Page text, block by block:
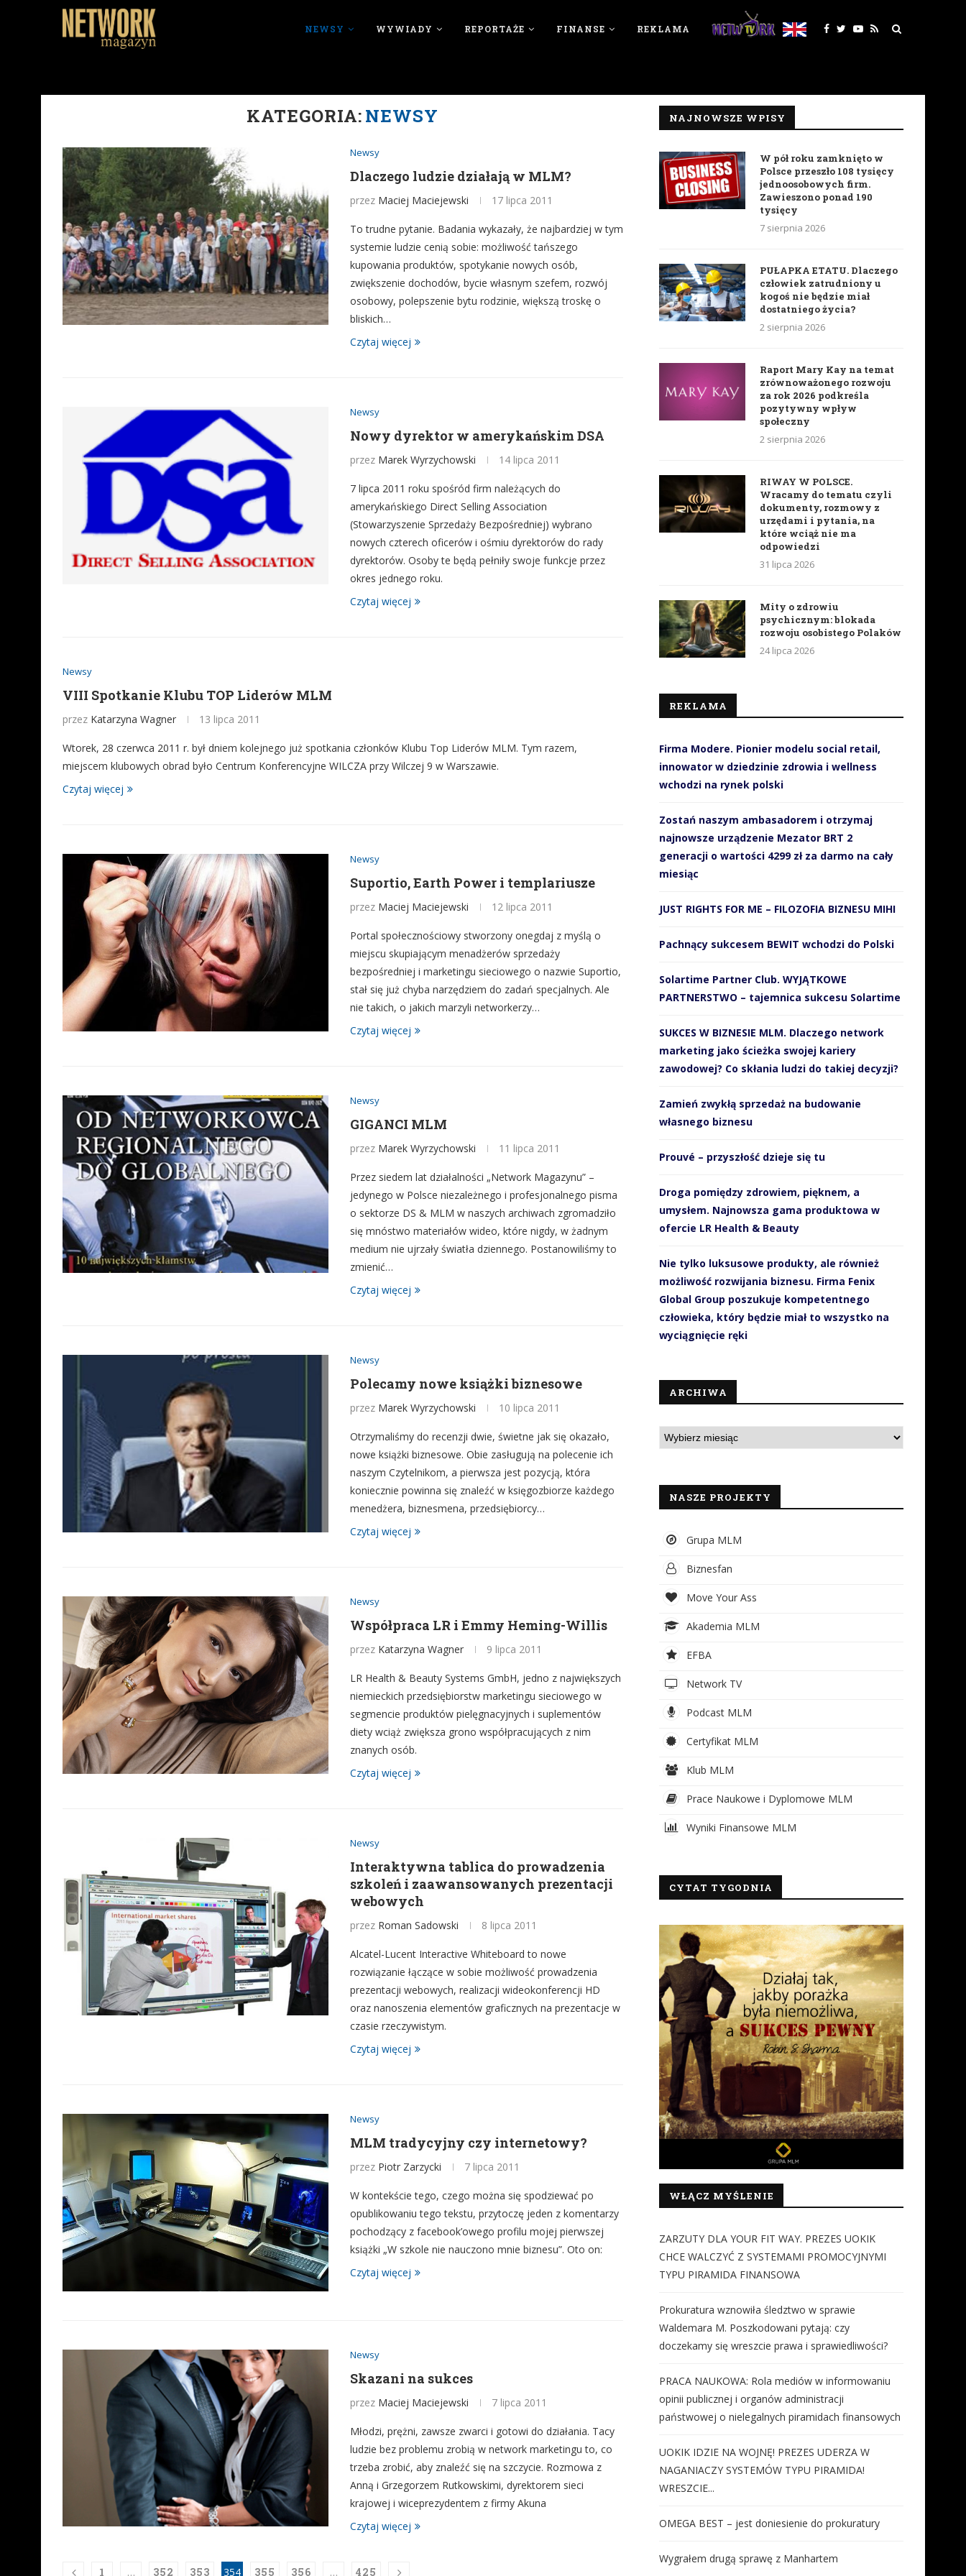
NEWSY WYWIADY REPORTAŻE FINANSE REKLAMA
KATEGORIA:NEWSY
Newsy
Dlaczego ludzie działają w MLM?
przez Maciej Maciejewski 17 lipca 2011
To trudne pytanie. Badania wykazały, że najbardziej w tym
systemie ludzie cenią sobie: możliwość tańszego
kupowania produktów, spotykanie nowych osób,
zwiększenie dochodów, bycie własnym szefem, rozwój
osobowy, polepszenie bytu rodzinie, większą troskę o
bliskich…
Czytaj więcej
Newsy
Nowy dyrektor w amerykańskim DSA
przez Marek Wyrzychowski 14 lipca 2011
7 lipca 2011 roku spośród firm należących do
amerykańskiego Direct Selling Association
(Stowarzyszenie Sprzedaży Bezpośredniej) wybrano
nowych czterech oficerów i ośmiu dyrektorów do rady
dyrektorów. Osoby te będą pełniły swoje funkcje przez
okres jednego roku.
Czytaj więcej
Newsy
VIII Spotkanie Klubu TOP Liderów MLM
przez Katarzyna Wagner 13 lipca 2011
Wtorek, 28 czerwca 2011 r. był dniem kolejnego już spotkania członków Klubu Top Liderów MLM. Tym razem,
miejscem klubowych obrad było Centrum Konferencyjne WILCZA przy Wilczej 9 w Warszawie.
Czytaj więcej
Newsy
Suportio, Earth Power i templariusze
przez Maciej Maciejewski 12 lipca 2011
Portal społecznościowy stworzony onegdaj z myślą o
miejscu skupiającym menadżerów sprzedaży
bezpośredniej i marketingu sieciowego o nazwie Suportio,
stał się już chyba narzędziem do zadań specjalnych. Ale
nie takich, o jakich marzyli networkerzy…
Czytaj więcej
Newsy
GIGANCI MLM
przez Marek Wyrzychowski 11 lipca 2011
Przez siedem lat działalności „Network Magazynu” –
jedynego w Polsce niezależnego i profesjonalnego pisma
o sektorze DS & MLM w naszych archiwach zgromadziło
się mnóstwo materiałów wideo, które nigdy, w żadnym
medium nie ujrzały światła dziennego. Postanowiliśmy to
zmienić…
Czytaj więcej
Newsy
Polecamy nowe książki biznesowe
przez Marek Wyrzychowski 10 lipca 2011
Otrzymaliśmy do recenzji dwie, świetne jak się okazało,
nowe książki biznesowe. Obie zasługują na polecenie ich
naszym Czytelnikom, a pierwsza jest pozycją, która
koniecznie powinna się znaleźć w księgozbiorze każdego
menedżera, biznesmena, przedsiębiorcy…
Czytaj więcej
Newsy
Współpraca LR i Emmy Heming-Willis
przez Katarzyna Wagner 9 lipca 2011
LR Health & Beauty Systems GmbH, jedno z największych
niemieckich przedsiębiorstw marketingu sieciowego w
segmencie produktów pielęgnacyjnych i suplementów
diety wciąż zwiększa grono współpracujących z nim
znanych osób.
Czytaj więcej
Newsy
Interaktywna tablica do prowadzenia
szkoleń i zaawansowanych prezentacji
webowych
przez Roman Sadowski 8 lipca 2011
Alcatel-Lucent Interactive Whiteboard to nowe
rozwiązanie łączące w sobie możliwość prowadzenia
prezentacji webowych, realizacji wideokonferencji HD
oraz nanoszenia elementów graficznych na prezentacje w
czasie rzeczywistym.
Czytaj więcej
Newsy
MLM tradycyjny czy internetowy?
przez Piotr Zarzycki 7 lipca 2011
W kontekście tego, czego można się spodziewać po
opublikowaniu tego tekstu, przytoczę jeden z komentarzy
pochodzący z facebook’owego profilu mojej pierwszej
książki „W szkole nie nauczono mnie biznesu”. Oto on:
Czytaj więcej
Newsy
Skazani na sukces
przez Maciej Maciejewski 7 lipca 2011
Młodzi, prężni, zawsze zwarci i gotowi do działania. Tacy
ludzie bez problemu zrobią w network marketingu to, co
trzeba zrobić, aby znaleźć się na szczycie. Rozmowa z
Anną i Grzegorzem Rutkowskimi, dyrektorem sieci
krajowej i wiceprezydentem z firmy Akuna
Czytaj więcej
1 … 352 353 354 355 356 … 425
NAJNOWSZE WPISY
W pół roku zamknięto w
Polsce przeszło 108 tysięcy
jednoosobowych firm.
Zawieszono ponad 190
tysięcy
7 sierpnia 2026
PUŁAPKA ETATU. Dlaczego
człowiek zatrudniony u
kogoś nie będzie miał
dostatniego życia?
2 sierpnia 2026
Raport Mary Kay na temat
zrównoważonego rozwoju
za rok 2026 podkreśla
pozytywny wpływ
społeczny
2 sierpnia 2026
RIWAY W POLSCE.
Wracamy do tematu czyli
dokumenty, rozmowy z
urzędami i pytania, na
które wciąż nie ma
odpowiedzi
31 lipca 2026
Mity o zdrowiu
psychicznym: blokada
rozwoju osobistego Polaków
24 lipca 2026
REKLAMA
Firma Modere. Pionier modelu social retail,
innowator w dziedzinie zdrowia i wellness
wchodzi na rynek polski
Zostań naszym ambasadorem i otrzymaj
najnowsze urządzenie Mezator BRT 2
generacji o wartości 4299 zł za darmo na cały
miesiąc
JUST RIGHTS FOR ME – FILOZOFIA BIZNESU MIHI
Pachnący sukcesem BEWIT wchodzi do Polski
Solartime Partner Club. WYJĄTKOWE
PARTNERSTWO – tajemnica sukcesu Solartime
SUKCES W BIZNESIE MLM. Dlaczego network
marketing jako ścieżka swojej kariery
zawodowej? Co skłania ludzi do takiej decyzji?
Zamień zwykłą sprzedaż na budowanie
własnego biznesu
Prouvé – przyszłość dzieje się tu
Droga pomiędzy zdrowiem, pięknem, a
umysłem. Najnowsza gama produktowa w
ofercie LR Health & Beauty
Nie tylko luksusowe produkty, ale również
możliwość rozwijania biznesu. Firma Fenix
Global Group poszukuje kompetentnego
człowieka, który będzie miał to wszystko na
wyciągnięcie ręki
ARCHIWA
NASZE PROJEKTY
Grupa MLM
Biznesfan
Move Your Ass
Akademia MLM
EFBA
Network TV
Podcast MLM
Certyfikat MLM
Klub MLM
Prace Naukowe i Dyplomowe MLM
Wyniki Finansowe MLM
CYTAT TYGODNIA
WŁĄCZ MYŚLENIE
ZARZUTY DLA YOUR FIT WAY. PREZES UOKIK
CHCE WALCZYĆ Z SYSTEMAMI PROMOCYJNYMI
TYPU PIRAMIDA FINANSOWA
Prokuratura wznowiła śledztwo w sprawie
Waldemara M. Poszkodowani pytają: czy
doczekamy się wreszcie prawa i sprawiedliwości?
PRACA NAUKOWA: Rola mediów w informowaniu
opinii publicznej i organów administracji
państwowej o nielegalnych piramidach finansowych
UOKIK IDZIE NA WOJNĘ! PREZES UDERZA W
NAGANIACZY SYSTEMÓW TYPU PIRAMIDA!
WRESZCIE...
OMEGA BEST – jest doniesienie do prokuratury
Wygrałem drugą sprawę z Manhartem